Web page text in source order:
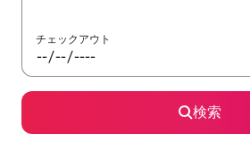
チェックアウト
検索